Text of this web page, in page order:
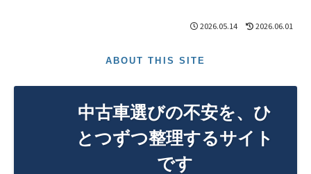
2026.05.14 2026.06.01
ABOUT THIS SITE
中古車選びの不安を、ひ
とつずつ整理するサイト
です